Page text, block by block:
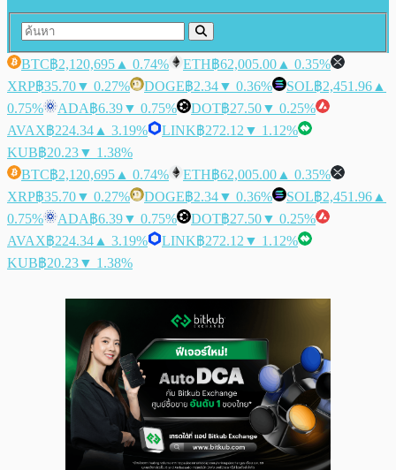
BTC฿2,120,695 ▲ 0.74% ETH฿62,005.00 ▲ 0.35%
XRP฿35.70▼ 0.27% DOGE฿2.34▼ 0.36% SOL฿2,451.96 ▲
0.75%
ADA฿6.39▼ 0.75% DOT฿27.50▼ 0.25%
AVAX฿224.34 ▲ 3.19% LINK฿272.12 ▼ 1.12%
KUB฿20.23▼ 1.38%
BTC฿2,120,695 ▲ 0.74% ETH฿62,005.00 ▲ 0.35%
XRP฿35.70▼ 0.27% DOGE฿2.34▼ 0.36% SOL฿2,451.96 ▲
0.75%
ADA฿6.39▼ 0.75% DOT฿27.50▼ 0.25%
AVAX฿224.34 ▲ 3.19% LINK฿272.12 ▼ 1.12%
KUB฿20.23▼ 1.38%